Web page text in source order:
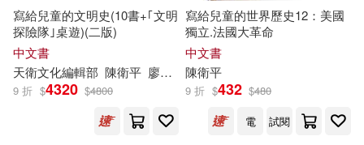
寫給兒童的文明史(10書+｢文明
探險隊｣桌遊)(二版)
中文書
天衛文化編輯部 陳衛平 廖篤誠 張文堯
9 折 $4320 $4800
寫給兒童的世界歷史12：美國
獨立.法國大革命
中文書
陳衛平
9 折 $432 $480
電
試閱